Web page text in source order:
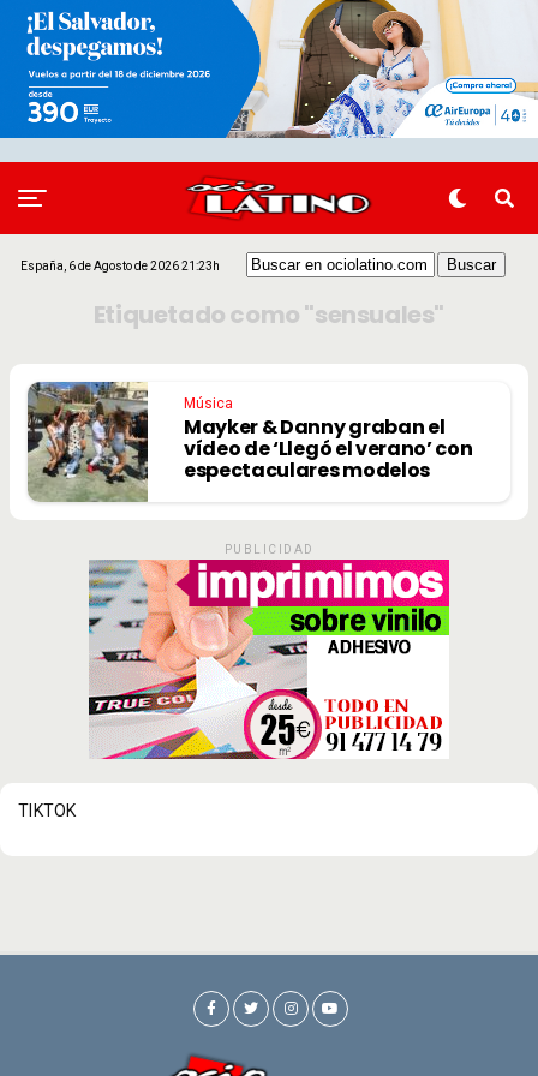
España, 6 de Agosto de 2026 21:23h
Etiquetado como "sensuales"
Música
Mayker & Danny graban el
vídeo de ‘Llegó el verano’ con
espectaculares modelos
PUBLICIDAD
TIKTOK